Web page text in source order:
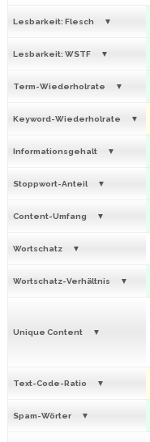
Lesbarkeit: Flesch
Lesbarkeit: WSTF
Term-Wiederholrate
Keyword-Wiederholrate
Informationsgehalt
Stoppwort-Anteil
Content-Umfang
Wortschatz
Wortschatz-Verhältnis
Unique Content
Text-Code-Ratio
Spam-Wörter